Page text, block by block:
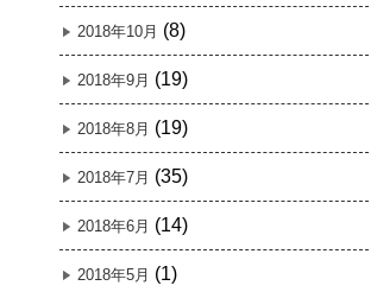
2018年10月 (8)
2018年9月 (19)
2018年8月 (19)
2018年7月 (35)
2018年6月 (14)
2018年5月 (1)